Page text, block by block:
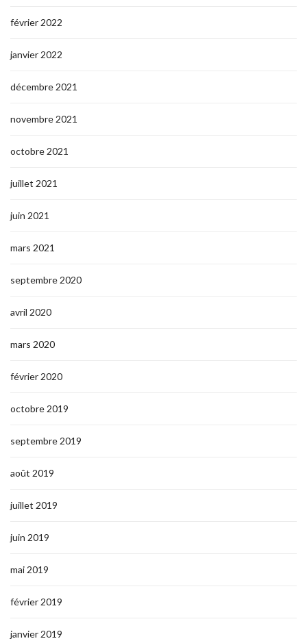
février 2022
janvier 2022
décembre 2021
novembre 2021
octobre 2021
juillet 2021
juin 2021
mars 2021
septembre 2020
avril 2020
mars 2020
février 2020
octobre 2019
septembre 2019
août 2019
juillet 2019
juin 2019
mai 2019
février 2019
janvier 2019